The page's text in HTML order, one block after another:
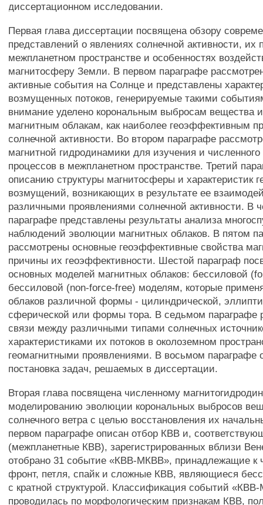
диссертационном исследовании.
Первая глава диссертации посвящена обзору
представлений о явлениях солнечной активности, их
межпланетном пространстве и особенностях
магнитосферу Земли. В первом параграфе
активные события на Солнце и представлены
возмущенных потоков, генерируемые такими
внимание уделено корональным выбросам вещества
магнитным облакам, как наиболее геоэффективным
солнечной активности. Во втором параграфе
магнитной гидродинамики для изучения и
процессов в межпланетном пространстве. Третий
описанию структуры магнитосферы и характеристик
возмущений, возникающих в результате ее
различными проявлениями солнечной активности. В
параграфе представлены результаты анализа
наблюдений эволюции магнитных облаков. В пятом
рассмотрены основные геоэффективные свойства
причины их геоэффективности. Шестой параграф
основных моделей магнитных облаков: бессиловой
бессиловой (non-force-free) моделям, которые
облаков различной формы - цилиндрической,
сферической или формы тора. В седьмом параграфе
связи между различными типами солнечных
характеристиками их потоков в околоземном
геомагнитными проявлениями. В восьмом параграфе
постановка задач, решаемых в диссертации.
Вторая глава посвящена численному
моделированию эволюции корональных выбросов
солнечного ветра с целью восстановления их
первом параграфе описан отбор КВВ и,
(межпланетные КВВ), зарегистрированных вблизи
отобрано 31 событие «КВВ-МКВВ», принадлежащие к
фронт, петля, спайк и сложные КВВ, являющиеся
с кратной структурой. Классификация событий
проводилась по морфологическим признакам КВВ,